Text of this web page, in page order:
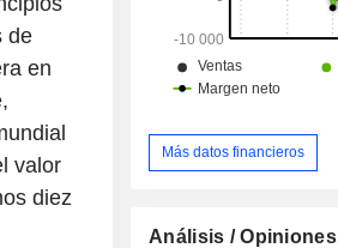
de
en
valor
diez
Más datos financieros
Análisis / Opiniones